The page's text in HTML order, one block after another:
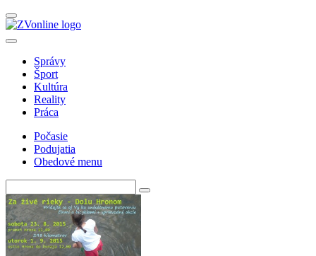
Správy
Šport
Kultúra
Reality
Práca
Počasie
Podujatia
Obedové menu